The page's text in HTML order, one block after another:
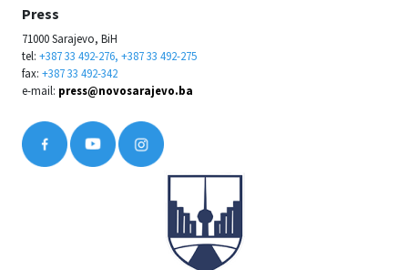
Press
71000 Sarajevo, BiH
tel: +387 33 492-276, +387 33 492-275
fax: +387 33 492-342
e-mail: press@novosarajevo.ba